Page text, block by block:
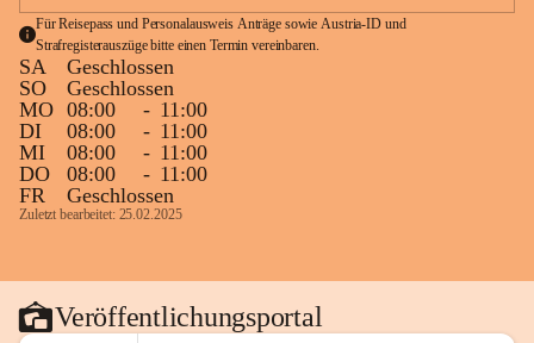
Für Reisepass und Personalausweis Anträge sowie Austria-ID und
Strafregisterauszüge bitte einen Termin vereinbaren.
SA
Geschlossen
SO
Geschlossen
MO 08:00 - 11:00
DI
08:00 - 11:00
MI
08:00 - 11:00
DO
08:00 - 11:00
FR
Geschlossen
Zuletzt bearbeitet: 25.02.2025
Veröffentlichungsportal